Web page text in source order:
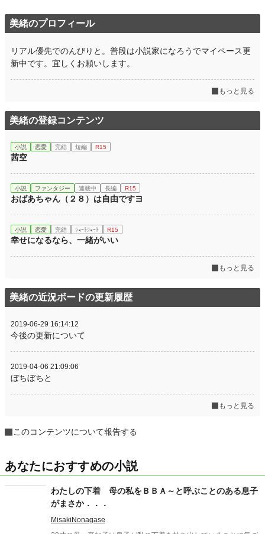
初回完結日時 2025.03.11 14:40
月間ポイント 7 pt (116,421 位)
年間ポイント 476 pt (104,079 位)
美緒のプロフィール
リアル優先でのんびりと。普段は小説家になろうでマイペース更
新中です。宜しくお願いします。
もっと見る
美緒の登録コンテンツ
小説 恋愛 完結 短編 R15
茜空
小説 ファンタジー 連載中 長編 R15
おばあちゃん（２８）は自由ですヨ
小説 恋愛 完結 ｼｮｰﾄｼｮｰﾄ R15
幸せになるなら、一緒がいい
もっと見る
美緒の近況ボードの更新履歴
2019-06-29 16:14:12
今後の更新について
2019-04-06 21:09:06
ぼちぼちと
もっと見る
このコンテンツについて報告する
あなたにおすすめの小説
わたしの下着 母の私をＢＢＡ～と呼ぶことのある息子
がまさか．．．
MisakiNonagase